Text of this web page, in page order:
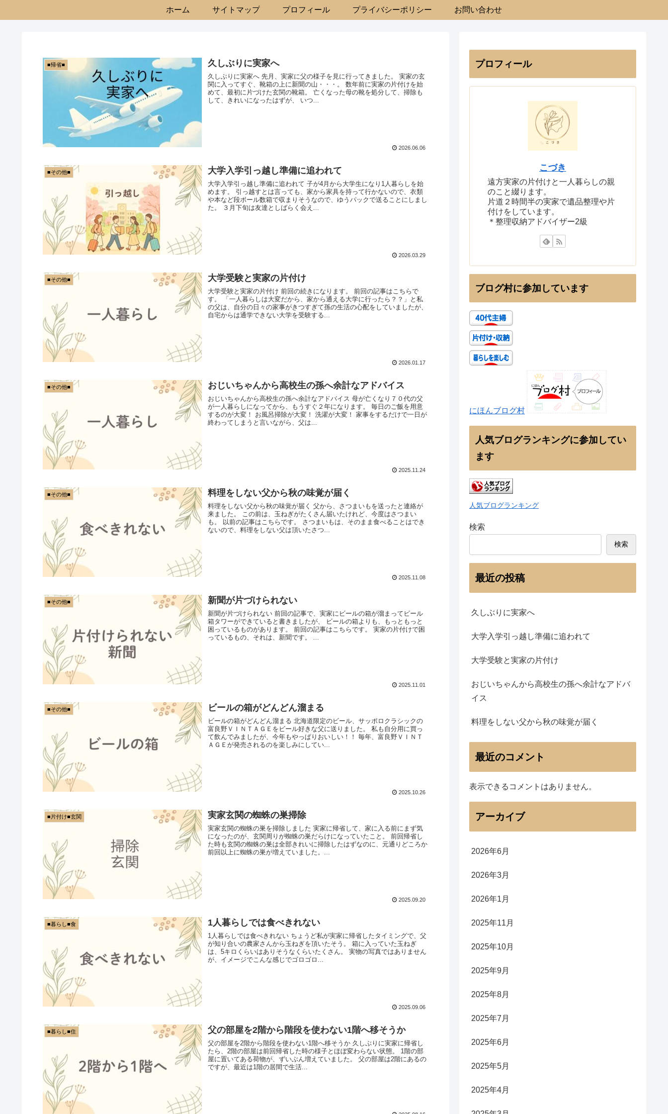
ホーム サイトマップ プロフィール プライバシーポリシー お問い合わせ
■帰省■ 久しぶりに実家へ
久しぶりに実家へ 先月、実家に父の様子を見に行ってきました。 実家の玄
関に入ってすぐ、靴箱の上に新聞の山・・・。 数年前に実家の片付けを始
めて、最初に片づけた玄関の靴箱。 亡くなった母の靴を処分して、掃除も
して、きれいになったはずが、 いつ...
2026.06.06
■その他■ 大学入学引っ越し準備に追われて
大学入学引っ越し準備に追われて 子が4月から大学生になり1人暮らしを始
めます。 引っ越すとは言っても、家から家具を持って行かないので、衣類
や本など段ボール数箱で収まりそうなので、ゆうパックで送ることにしまし
た。 ３月下旬は友達としばらく会え...
2026.03.29
■その他■ 大学受験と実家の片付け
大学受験と実家の片付け 前回の続きになります。 前回の記事はこちらで
す。 「一人暮らしは大変だから、家から通える大学に行ったら？？」と私
の父は、自分の日々の家事がきつすぎて孫の生活の心配をしていましたが、
自宅からは通学できない大学を受験する...
2026.01.17
■その他■ おじいちゃんから高校生の孫へ余計なアドバイス
おじいちゃんから高校生の孫へ余計なアドバイス 母が亡くなり７０代の父
が一人暮らしになってから、もうすぐ２年になります。 毎日のご飯を用意
するのが大変！ お風呂掃除が大変！ 洗濯が大変！ 家事をするだけで一日が
終わってしまうと言いながら、父は...
2025.11.24
■その他■ 料理をしない父から秋の味覚が届く
料理をしない父から秋の味覚が届く 父から、さつまいもを送ったと連絡が
来ました。 この前は、玉ねぎがたくさん届いたけれど、今度はさつまい
も。 以前の記事はこちらです。 さつまいもは、そのまま食べることはでき
ないので、料理をしない父は頂いたさつ...
2025.11.08
■その他■ 新聞が片づけられない
新聞が片づけられない 前回の記事で、実家にビールの箱が溜まってビール
箱タワーができていると書きましたが、 ビールの箱よりも、もっともっと
困っているものがあります。 前回の記事はこちらです。 実家の片付けで困
っているもの、それは、新聞です。 ...
2025.11.01
■その他■ ビールの箱がどんどん溜まる
ビールの箱がどんどん溜まる 北海道限定のビール、サッポロクラシックの
富良野ＶＩＮＴＡＧＥをビール好きな父に送りました。 私も自分用に買っ
て飲んでみましたが、今年もやっぱりおいしい！！ 毎年、富良野ＶＩＮＴ
ＡＧＥが発売されるのを楽しみにしてい...
2025.10.26
■片付け■玄関 実家玄関の蜘蛛の巣掃除
実家玄関の蜘蛛の巣を掃除しました 実家に帰省して、家に入る前にまず気
になったのが、玄関周りが蜘蛛の巣だらけになっていたこと。 前回帰省し
た時も玄関の蜘蛛の巣は全部きれいに掃除したはずなのに、元通りどころか
前回以上に蜘蛛の巣が増えていました。...
2025.09.20
■暮らし■食 1人暮らしでは食べきれない
1人暮らしでは食べきれない ちょうど私が実家に帰省したタイミングで、父
が知り合いの農家さんから玉ねぎを頂いたそう。 箱に入っていた玉ねぎ
は、5キロくらいはありそうなくらいたくさん。 実物の写真ではありません
が、イメージでこんな感じでゴロゴロ...
2025.09.06
■暮らし■住 父の部屋を2階から階段を使わない1階へ移そうか
父の部屋を2階から階段を使わない1階へ移そうか 久しぶりに実家に帰省し
たら、2階の部屋は前回帰省した時の様子とほぼ変わらない状態。 1階の部
屋に置いてある荷物が、ずいぶん増えていました。 父の部屋は2階にあるの
ですが、最近は1階の居間で生活...
プロフィール
こづき
遠方実家の片付けと一人暮らしの親
のこと綴ります。
片道２時間半の実家で遺品整理や片
付けをしています。
＊整理収納アドバイザー2級
ブログ村に参加しています
にほんブログ村
人気ブログランキングに参加してい
ます
人気ブログランキング
検索
検索
最近の投稿
久しぶりに実家へ
大学入学引っ越し準備に追われて
大学受験と実家の片付け
おじいちゃんから高校生の孫へ余計なアドバ
イス
料理をしない父から秋の味覚が届く
最近のコメント
表示できるコメントはありません。
アーカイブ
2026年6月
2026年3月
2026年1月
2025年11月
2025年10月
2025年9月
2025年8月
2025年7月
2025年6月
2025年5月
2025年4月